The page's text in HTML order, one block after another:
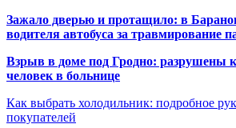
Зажало дверью и протащило: в
водителя автобуса за травмирование
Взрыв в доме под Гродно: разрушены
человек в больнице
Как выбрать холодильник: подробное
покупателей